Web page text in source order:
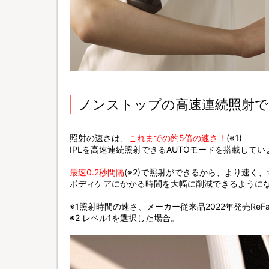
ノンストップの高速連続照射
照射の速さは、 これまでの約5倍の速さ！ (※1)
IPLを高速連続照射できるAUTOモードを搭載してい
最速0.2秒間隔(※2)で照射ができるから、より速く
ボディケアにかかる時間を大幅に削減できるように
※1照射時間の速さ、メーカー従来品2022年発売
※2 レベル1を選択した場合。